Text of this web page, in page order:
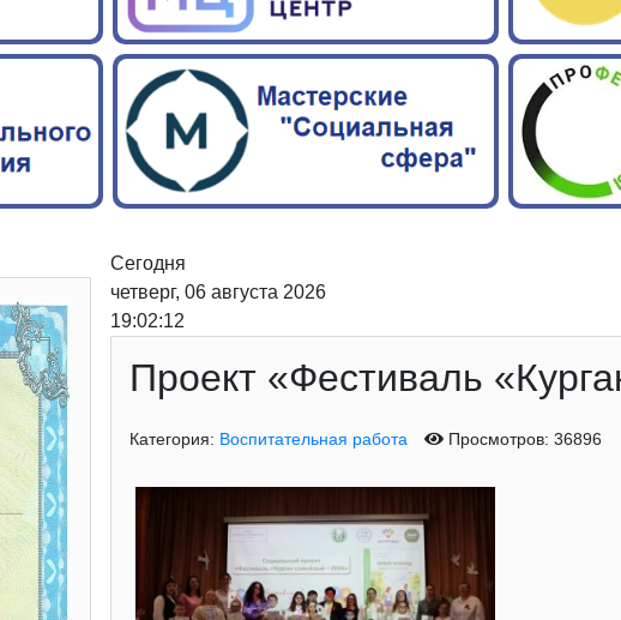
Сегодня
четверг, 06 августа 2026
19:02:13
Проект «Фестиваль
Категория: Воспитательная работа Просмотров: 36896